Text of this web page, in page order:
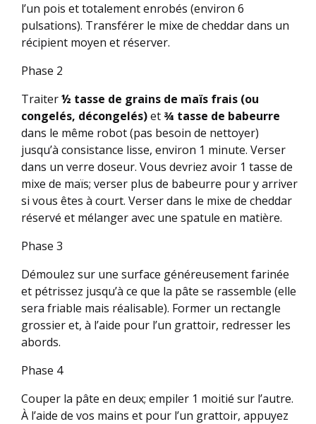
l’un pois et totalement enrobés (environ 6
pulsations). Transférer le mixe de cheddar dans un
récipient moyen et réserver.
Phase 2
Traiter½ tasse de grains de maïs frais (ou
congelés, décongelés)et ¾ tasse de babeurre
dans le même robot (pas besoin de nettoyer)
jusqu’à consistance lisse, environ 1 minute. Verser
dans un verre doseur. Vous devriez avoir 1 tasse de
mixe de maïs; verser plus de babeurre pour y arriver
si vous êtes à court. Verser dans le mixe de cheddar
réservé et mélanger avec une spatule en matière.
Phase 3
Démoulez sur une surface généreusement farinée
et pétrissez jusqu’à ce que la pâte se rassemble (elle
sera friable mais réalisable). Former un rectangle
grossier et, à l’aide pour l’un grattoir, redresser les
abords.
Phase 4
Couper la pâte en deux; empiler 1 moitié sur l’autre.
À l’aide de vos mains et pour l’un grattoir, appuyez